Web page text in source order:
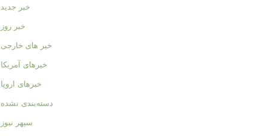
خبر جدید
خبر روز
خبر های خارجی
خبرهای آمریکا
خبرهای اروپا
دسته‌بندی نشده
سپهر نیوز